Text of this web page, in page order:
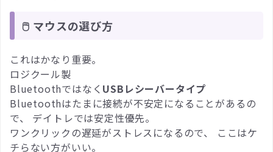
🖱 マウスの選び方
これはかなり重要。
ロジクール製
Bluetoothではなく USBレシーバータイプ
Bluetoothはたまに接続が不安定になることがあるの
で、 デイトレでは安定性優先。
ワンクリックの遅延がストレスになるので、 ここはケ
チらない方がいい。